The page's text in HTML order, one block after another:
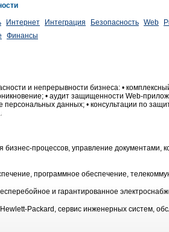
Интернет Интеграция Безопасность Web
Финансы
и непрерывности бизнеса: •
• аудит защищенности Web-
данных; • консультации по
бизнес-процессов, управление документами,
программное обеспечение,
и гарантированное
Packard, сервис инженерных систем,